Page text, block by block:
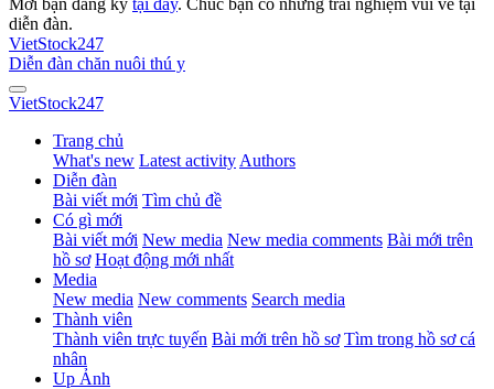
Mời bạn đăng ký tại đây. Chúc bạn có những trải nghiệm vui vẻ tại
diễn đàn.
VietStock247
Diễn đàn chăn nuôi thú y
VietStock247
Trang chủ
What's new Latest activity Authors
Diễn đàn
Bài viết mới Tìm chủ đề
Có gì mới
Bài viết mới New media New media comments Bài mới trên
hồ sơ Hoạt động mới nhất
Media
New media New comments Search media
Thành viên
Thành viên trực tuyến Bài mới trên hồ sơ Tìm trong hồ sơ cá
nhân
Up Ảnh